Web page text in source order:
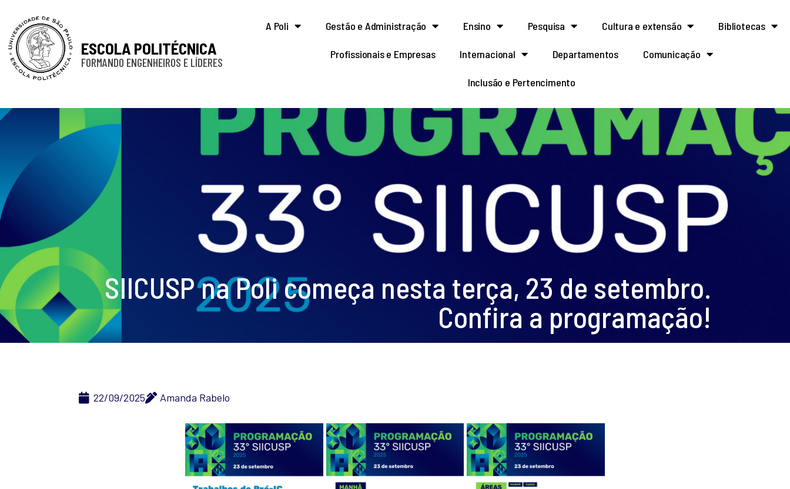
ESCOLA POLITÉCNICA
FORMANDO ENGENHEIROS E LÍDERES
A Poli Gestão e Administração Ensino Pesquisa Cultura e extensão Bibliotecas
Profissionais e Empresas Internacional Departamentos Comunicação
Inclusão e Pertencimento
SIICUSP na Poli começa nesta terça, 23 de setembro.
Confira a programação!
22/09/2025 Amanda Rabelo